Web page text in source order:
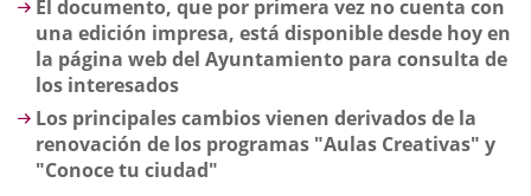
Descripción
El documento, que por primera vez no cuenta con
una edición impresa, está disponible desde hoy en
la página web del Ayuntamiento para consulta de
los interesados
Los principales cambios vienen derivados de la
renovación de los programas "Aulas Creativas" y
"Conoce tu ciudad"